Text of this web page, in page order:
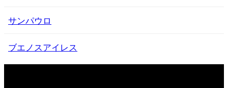
サンパウロ
ブエノスアイレス